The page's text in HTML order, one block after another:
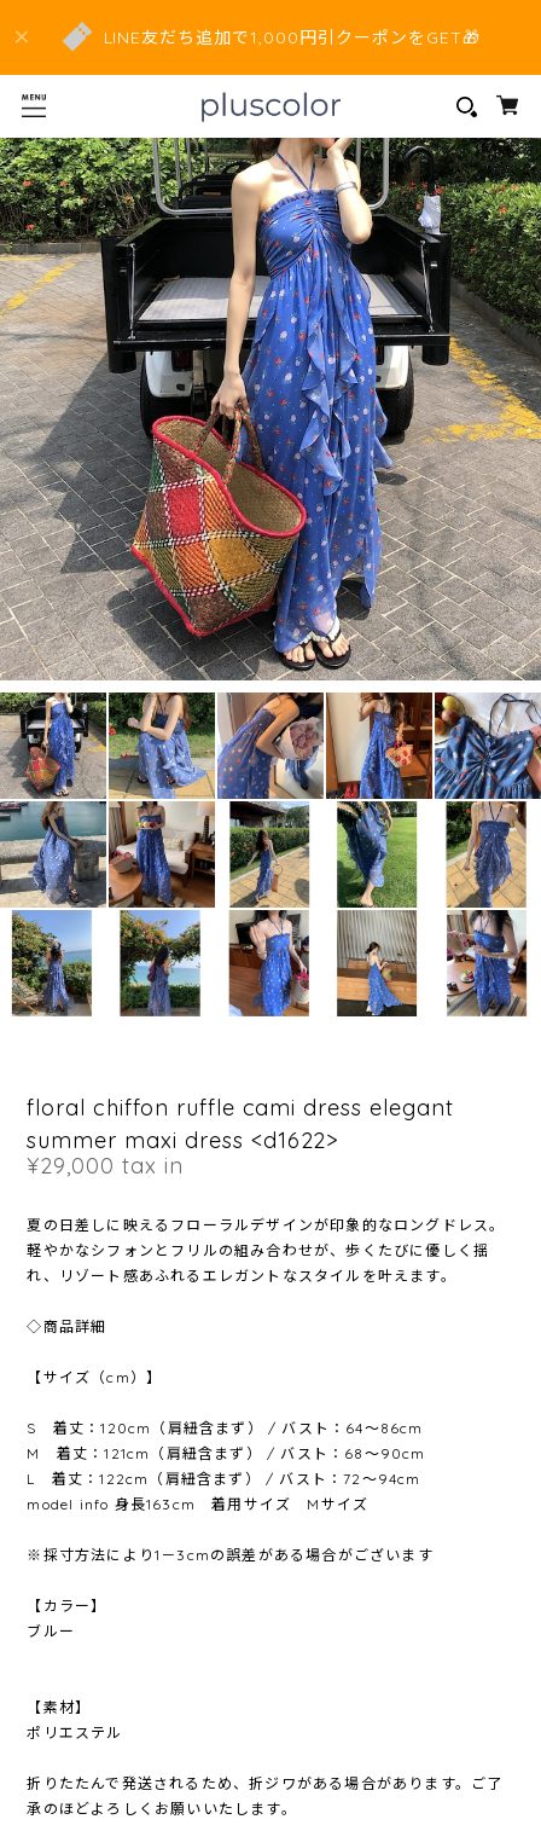
LINE友だち追加で1,000円引クーポンをGET🎁
floral chiffon ruffle cami dress elegant
summer maxi dress <d1622>
¥29,000 tax in
夏の日差しに映えるフローラルデザインが印象的なロングドレス。
軽やかなシフォンとフリルの組み合わせが、歩くたびに優しく揺
れ、リゾート感あふれるエレガントなスタイルを叶えます。
◇商品詳細
【サイズ（cm）】
S 着丈：120cm（肩紐含まず） / バスト：64〜86cm
M 着丈：121cm（肩紐含まず） / バスト：68〜90cm
L 着丈：122cm（肩紐含まず） / バスト：72〜94cm
model info 身長163cm 着用サイズ Mサイズ
※採寸方法により1－3cmの誤差がある場合がございます
【カラー】
ブルー
【素材】
ポリエステル
折りたたんで発送されるため、折ジワがある場合があります。ご了
承のほどよろしくお願いいたします。